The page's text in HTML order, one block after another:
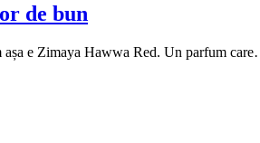
de bun
așa e Zimaya Hawwa Red. Un parfum